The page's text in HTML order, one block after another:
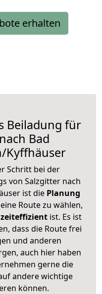
erhalten
Beiladung für
Bad
Kyffhäuser
Schritt bei der
von Salzgitter nach
ist die Planung
Route zu wählen,
zeiteffizient ist. Es ist
dass die Route frei
und anderen
auch hier haben
gerne die
andere wichtige
können.